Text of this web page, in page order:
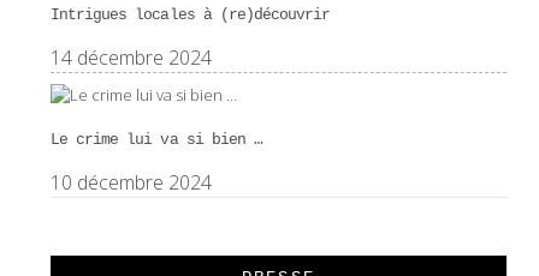
Intrigues locales à (re)découvrir
14 décembre 2024
Le crime lui va si bien …
10 décembre 2024